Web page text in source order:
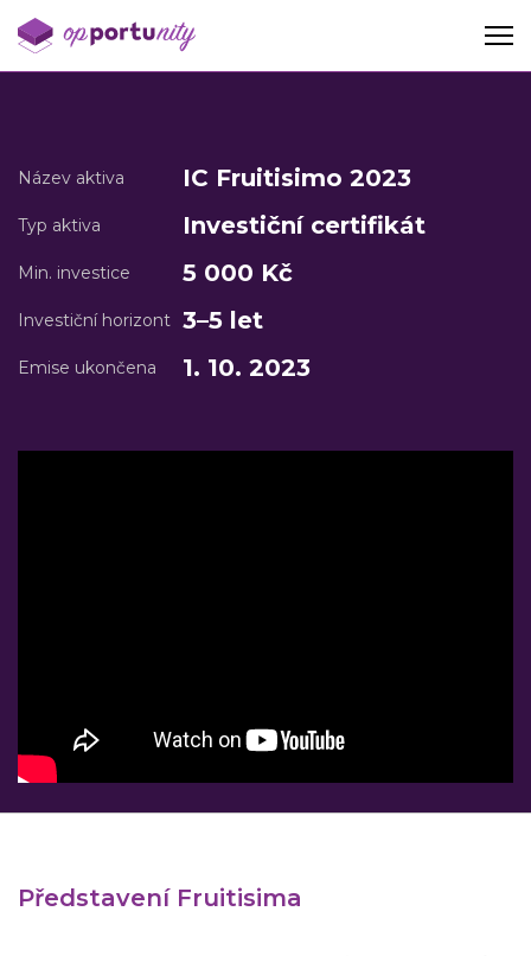
Název aktiva IC Fruitisimo 2023
Typ aktiva Investiční certifikát
Min. investice 5 000 Kč
Investiční horizont 3–5 let
Emise ukončena 1. 10. 2023
Představení Fruitisima